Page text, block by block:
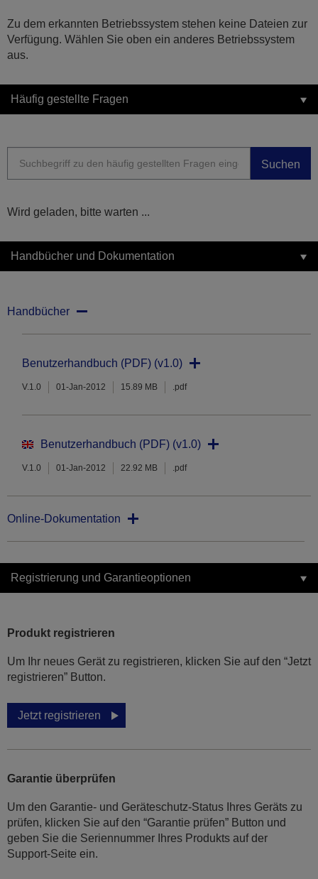
Zu dem erkannten Betriebssystem stehen keine Dateien zur
Verfügung. Wählen Sie oben ein anderes Betriebssystem
aus.
Häufig gestellte Fragen
Suchen
Wird geladen, bitte warten ...
Handbücher und Dokumentation
Handbücher
Benutzerhandbuch (PDF) (v1.0)
V.1.0 01-Jan-2012 15.89 MB .pdf
Benutzerhandbuch (PDF) (v1.0)
V.1.0 01-Jan-2012 22.92 MB .pdf
Online-Dokumentation
Registrierung und Garantieoptionen
Produkt registrieren
Um Ihr neues Gerät zu registrieren, klicken Sie auf den “Jetzt
registrieren” Button.
Jetzt registrieren
Garantie überprüfen
Um den Garantie- und Geräteschutz-Status Ihres Geräts zu
prüfen, klicken Sie auf den “Garantie prüfen” Button und
geben Sie die Seriennummer Ihres Produkts auf der
Support-Seite ein.